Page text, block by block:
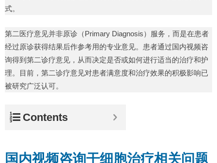
式。
第二医疗意见并非原诊（Primary Diagnosis）服务，而是在患者
经过原诊获得结果后作参考用的专业意见。患者通过国内视频咨
询得到第二诊疗意见，从而决定是否或如何进行适当的治疗和护
理。目前，第二诊疗意见对患者满意度和治疗效果的积极影响已
被研究广泛认可。
Contents
国内视频咨询干细胞治疗相关问题